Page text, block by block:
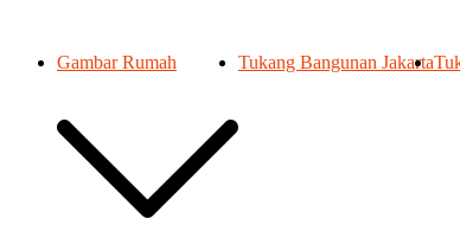
Gambar Rumah Tukang Bangunan Jakarta